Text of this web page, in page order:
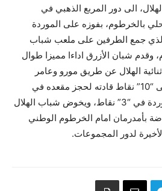
الى دور المربع الذهبي في
بالخرطوم، بفوزه على الموردة
جمع الطرفين على ملعب شباب
وقدم شبان الأزرق اداءا مميزا طوال
الهلال عن طريق مورو وعامر
سادومبا، ويرتفع رصيده الى “10” نقاط قادته لحجز مقعده في
المربع الذهبي، ويبقى الموردة في “3” نقاط، ويخوض شباب الهلال
بأمدرمان امام الخرطوم الوطني
لدور المجموعات.